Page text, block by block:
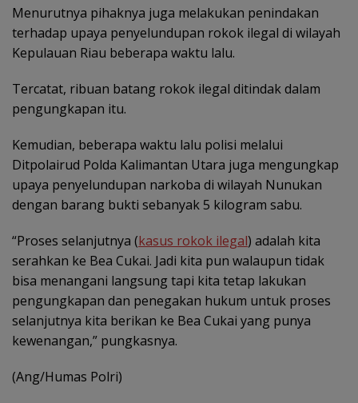
Menurutnya pihaknya juga melakukan penindakan
terhadap upaya penyelundupan rokok ilegal di wilayah
Kepulauan Riau beberapa waktu lalu.
Tercatat, ribuan batang rokok ilegal ditindak dalam
pengungkapan itu.
Kemudian, beberapa waktu lalu polisi melalui
Ditpolairud Polda Kalimantan Utara juga mengungkap
upaya penyelundupan narkoba di wilayah Nunukan
dengan barang bukti sebanyak 5 kilogram sabu.
“Proses selanjutnya (kasus rokok ilegal) adalah kita
serahkan ke Bea Cukai. Jadi kita pun walaupun tidak
bisa menangani langsung tapi kita tetap lakukan
pengungkapan dan penegakan hukum untuk proses
selanjutnya kita berikan ke Bea Cukai yang punya
kewenangan,” pungkasnya.
(Ang/Humas Polri)